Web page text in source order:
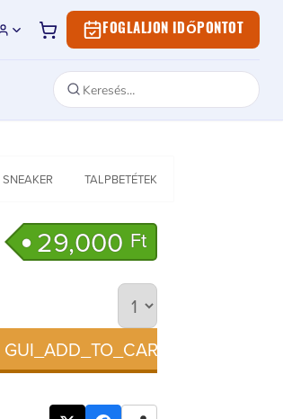
FOGLALJON IDŐPONTOT
SNEAKER TALPBETÉTEK
29,000 Ft
GUI_ADD_TO_CART